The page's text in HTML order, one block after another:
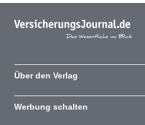
Über den Verlag
Werbung schalten